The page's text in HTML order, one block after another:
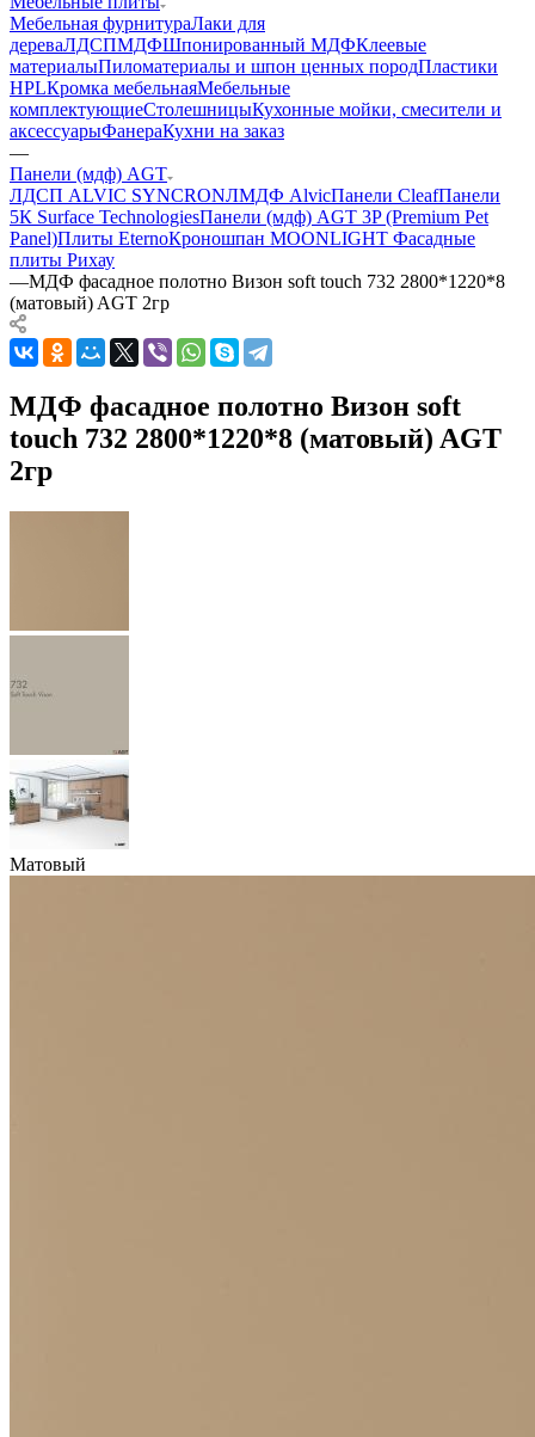
Мебельная фурнитураЛаки для
дереваЛДСПМДФШпонированный МДФКлеевые
материалыПиломатериалы и шпон ценных породПластики
HPLКромка мебельнаяМебельные
комплектующиеСтолешницыКухонные мойки, смесители и
аксессуарыФанераКухни на заказ
—
Панели (мдф) AGT
ЛДСП ALVIC SYNCRONЛМДФ AlvicПанели CleafПанели
5К Surface TechnologiesПанели (мдф) AGT 3P (Premium Pet
Panel)Плиты EternoКроношпан MOONLIGHT Фасадные
плиты Рихау
—МДФ фасадное полотно Визон soft touch 732 2800*1220*8
(матовый) AGT 2гр
МДФ фасадное полотно Визон soft
touch 732 2800*1220*8 (матовый) AGT
2гр
Матовый